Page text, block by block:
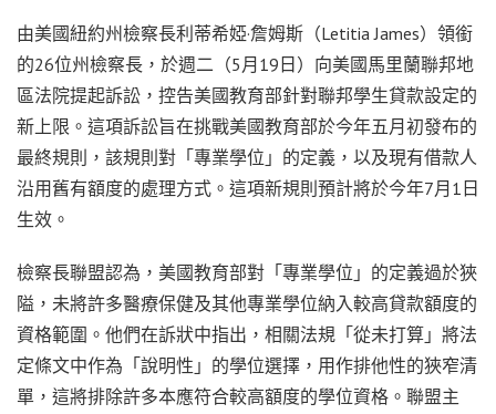
由美國紐約州檢察長利蒂希婭·詹姆斯（Letitia James）領銜
的26位州檢察長，於週二（5月19日）向美國馬里蘭聯邦地
區法院提起訴訟，控告美國教育部針對聯邦學生貸款設定的
新上限。這項訴訟旨在挑戰美國教育部於今年五月初發布的
最終規則，該規則對「專業學位」的定義，以及現有借款人
沿用舊有額度的處理方式。這項新規則預計將於今年7月1日
生效。
檢察長聯盟認為，美國教育部對「專業學位」的定義過於狹
隘，未將許多醫療保健及其他專業學位納入較高貸款額度的
資格範圍。他們在訴狀中指出，相關法規「從未打算」將法
定條文中作為「說明性」的學位選擇，用作排他性的狹窄清
單，這將排除許多本應符合較高額度的學位資格。聯盟主